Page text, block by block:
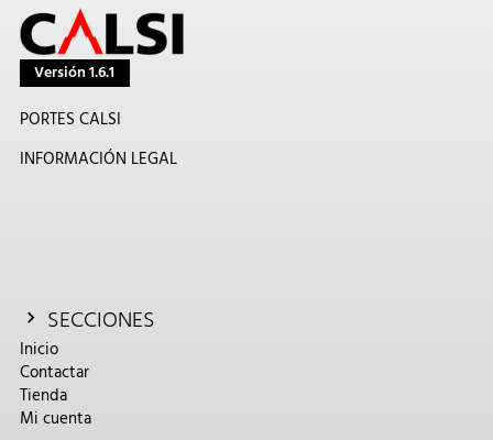
Versión 1.6.1
PORTES CALSI
INFORMACIÓN LEGAL
SECCIONES
Inicio
Contactar
Tienda
Mi cuenta